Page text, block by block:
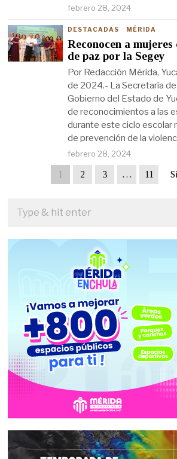
febrero 28, 2024
DESTACADAS · MÉRIDA
Reconocen a
de paz por la Segey
Por Redacción Mérida,
de 2024.- La Secretaría
Gobierno del Estado de
de reconocimientos a las
durante este ciclo escolar
de prevención de la
febrero 28, 2024
1 2 3 … 11